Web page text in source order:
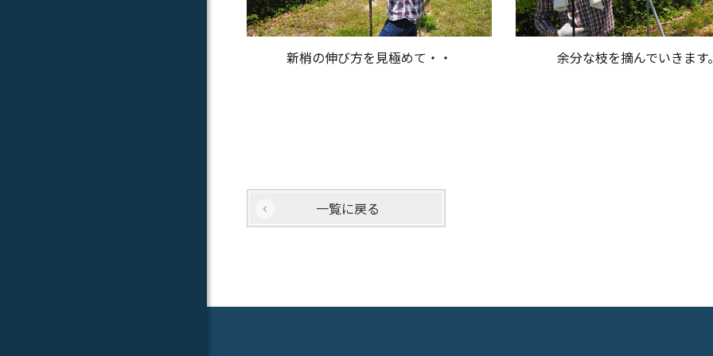
新梢の伸び方を見極めて・・ 余分な枝を摘んでいきます
一覧に戻る